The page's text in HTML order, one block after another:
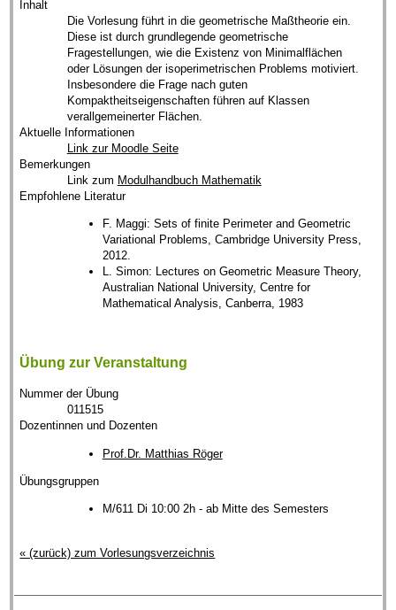
Inhalt
Die Vorlesung führt in die geometrische Maßtheorie ein.
Diese ist durch grundlegende geometrische
Fragestellungen, wie die Existenz von Minimalflächen
oder Lösungen der isoperimetrischen Problems motiviert.
Insbesondere die Frage nach guten
Kompaktheitseigenschaften führen auf Klassen
verallgemeinerter Flächen.
Aktuelle Informationen
Link zur Moodle Seite
Bemerkungen
Link zum Modulhandbuch Mathematik
Empfohlene Literatur
F. Maggi: Sets of finite Perimeter and Geometric
Variational Problems, Cambridge University Press,
2012.
L. Simon: Lectures on Geometric Measure Theory,
Australian National University, Centre for
Mathematical Analysis, Canberra, 1983
Übung zur Veranstaltung
Nummer der Übung
011515
Dozentinnen und Dozenten
Prof.Dr. Matthias Röger
Übungsgruppen
M/611 Di 10:00 2h - ab Mitte des Semesters
« (zurück) zum Vorlesungsverzeichnis